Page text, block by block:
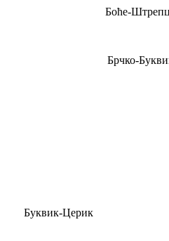
Боће-
Брчко-
Буквик-Церик